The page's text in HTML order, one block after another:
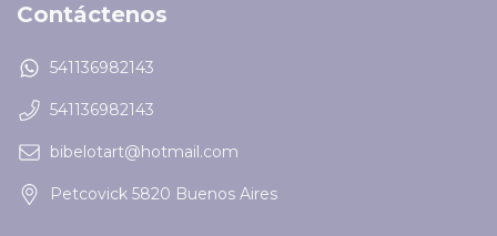
Contáctenos
541136982143
541136982143
bibelotart@hotmail.com
Petcovick 5820 Buenos Aires